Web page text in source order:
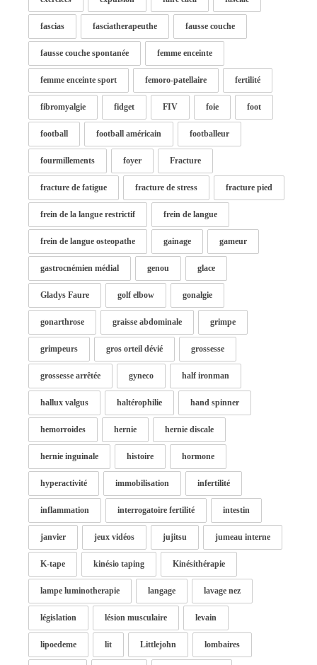
fascias fasciatherapeuthe fausse couche
fausse couche spontanée femme enceinte
femme enceinte sport femoro-patellaire fertilité
fibromyalgie fidget FIV foie foot
football football américain footballeur
fourmillements foyer Fracture
fracture de fatigue fracture de stress fracture pied
frein de la langue restrictif frein de langue
frein de langue osteopathe gainage gameur
gastrocnémien médial genou glace
Gladys Faure golf elbow gonalgie
gonarthrose graisse abdominale grimpe
grimpeurs gros orteil dévié grossesse
grossesse arrêtée gyneco half ironman
hallux valgus haltérophilie hand spinner
hemorroides hernie hernie discale
hernie inguinale histoire hormone
hyperactivité immobilisation infertilité
inflammation interrogatoire fertilité intestin
janvier jeux vidéos jujitsu jumeau interne
K-tape kinésio taping Kinésithérapie
lampe luminotherapie langage lavage nez
législation lésion musculaire levain
lipoedeme lit Littlejohn lombaires